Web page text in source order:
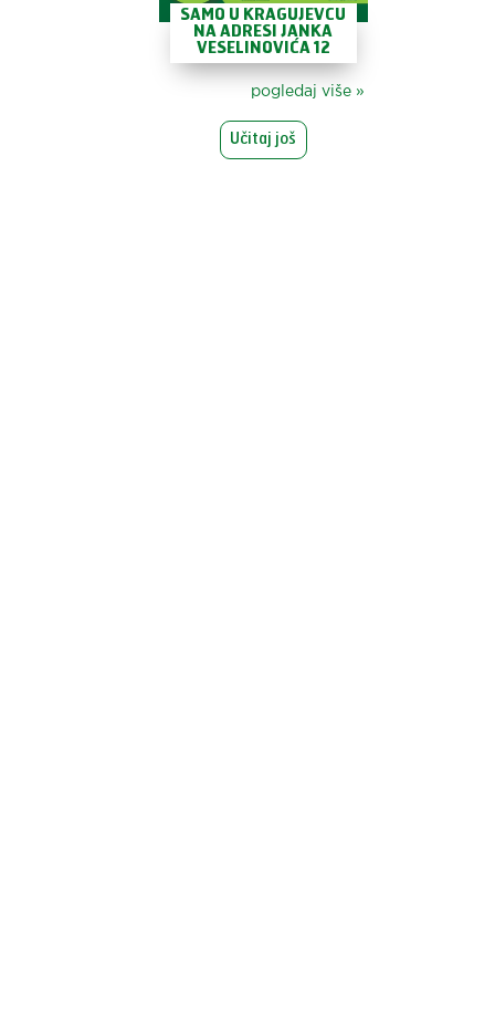
SAMO U KRAGUJEVCU
NA ADRESI JANKA
VESELINOVIĆA 12
pogledaj više »
Učitaj još